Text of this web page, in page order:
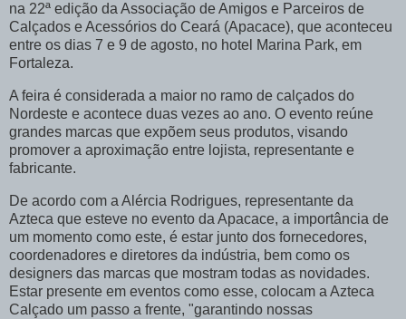
na 22ª edição da Associação de Amigos e Parceiros de
Calçados e Acessórios do Ceará (Apacace), que aconteceu
entre os dias 7 e 9 de agosto, no hotel Marina Park, em
Fortaleza.
A feira é considerada a maior no ramo de calçados do
Nordeste e acontece duas vezes ao ano. O evento reúne
grandes marcas que expõem seus produtos, visando
promover a aproximação entre lojista, representante e
fabricante.
De acordo com a Alércia Rodrigues, representante da
Azteca que esteve no evento da Apacace, a importância de
um momento como este, é estar junto dos fornecedores,
coordenadores e diretores da indústria, bem como os
designers das marcas que mostram todas as novidades.
Estar presente em eventos como esse, colocam a Azteca
Calçado um passo a frente, "garantindo nossas